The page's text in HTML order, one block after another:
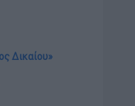
Δικαίου»